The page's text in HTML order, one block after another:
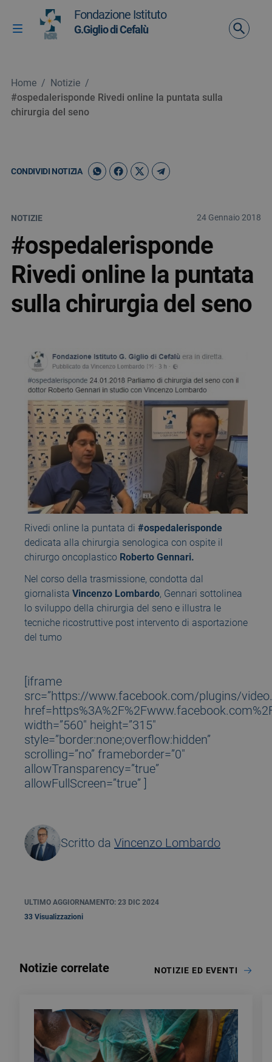
Vai ai contenuti
Vai al menu di navigazione
Vai al footer
Attiva / disattiva la navigazione
Fondazione Istituto
G.Giglio di Cefalù
Home / Notizie /
#ospedalerisponde Rivedi online la puntata sulla
chirurgia del seno
CONDIVIDI NOTIZIA
NOTIZIE 24 Gennaio 2018
#ospedalerisponde
Rivedi online la puntata
sulla chirurgia del seno
Rivedi online la puntata di #ospedalerisponde
dedicata alla chirurgia senologica con ospite il
chirurgo oncoplastico Roberto Gennari.
Nel corso della trasmissione, condotta dal
giornalista Vincenzo Lombardo, Gennari sottolinea
lo sviluppo della chirurgia del seno e illustra le
tecniche ricostruttive post intervento di asportazione
del tumo
[iframe
src=”https://www.facebook.com/plugins/
width=”560″ height=”315″
style=”border:none;overflow:hidden”
scrolling=”no” frameborder=”0″
allowTransparency=”true”
allowFullScreen=”true” ]
Scritto da Vincenzo Lombardo
ULTIMO AGGIORNAMENTO: 23 DIC 2024
33 Visualizzazioni
Notizie correlate NOTIZIE ED EVENTI